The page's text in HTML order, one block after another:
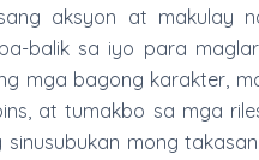
aksyon at makulay
balik sa iyo para
mga bagong karakter,
at tumakbo sa mga
sinusubukan mong